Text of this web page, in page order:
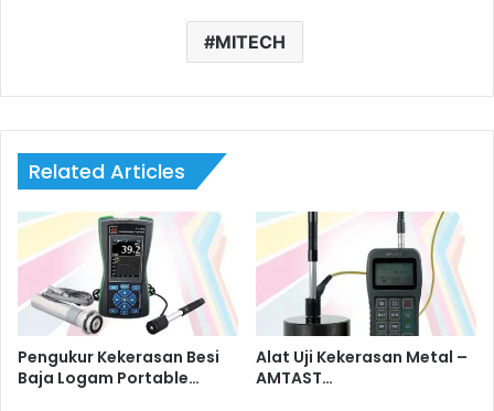
MITECH
Related Articles
Pengukur Kekerasan Besi
Baja Logam Portable…
Alat Uji Kekerasan Metal –
AMTAST…